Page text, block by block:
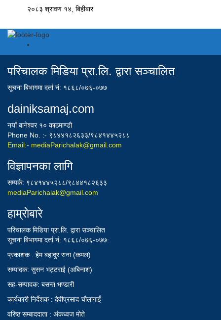
२०८३ श्रावण १४, बिहीबार
परिचालक मिडिया प्रा.लि. द्वारा सञ्चालित
सूचना बिभागमा दर्ता नं: १८६८/०७६-०७७
dainiksamaj.com
नयाँ बानेश्वर १० काठमाण्डौ
Phone No. :- ९८४४१८२६३३/९८४१४४५२८८
Email:- mediaParichalak@gmail.com
विज्ञापनका लागि
सम्पर्क: ९८४१४४५२८८/९८४४१८२६३३
mediaParichalak@gmail.com
हाम्राेबारे
परिचालक मिडिया प्रा.लि. द्वारा सञ्चालित
सूचना बिभागमा दर्ता नं: १८६८/०७६-०७७:
प्रकाशक : हेम बहादुर राना (कमल)
सम्पादक: सुसन भट्टराई (अबिनाश)
सह-सम्पादक: बसन्त भण्डारी
कार्यकारी निर्देशक : देवीप्रसाद चौलागाईं
वरिष्ठ सम्बाददाता : अंकध्वज मोते